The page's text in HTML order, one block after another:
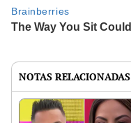
NOTAS RELACIONADAS